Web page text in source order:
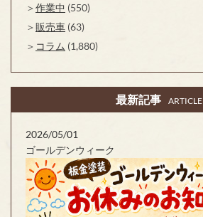
作業中 (550)
販売車 (63)
コラム (1,880)
最新記事 ARTICLE
2026/05/01
ゴールデンウィーク